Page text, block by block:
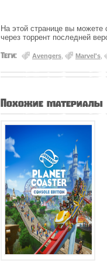
На этой странице вы можете
через торрент последней
Теги: Avengers Marvel's
Похожие материалы